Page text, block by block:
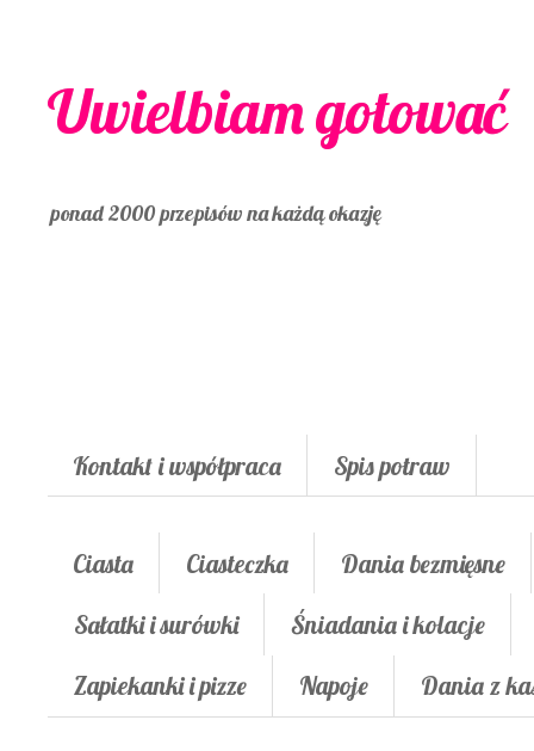
Uwielbiam gotować
ponad 2000 przepisów na każdą okazję
Kontakt i współpraca Spis potraw
Ciasta Ciasteczka
Dania bezmięsne
Sałatki i surówki
Śniadania i kolacje
Zapiekanki i pizze
Napoje Dania z